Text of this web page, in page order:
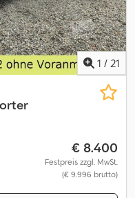
1 / 21
€ 8.400
Festpreis zzgl. MwSt.
(€ 9.996 brutto)